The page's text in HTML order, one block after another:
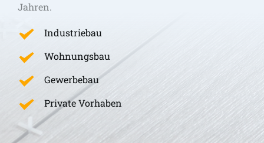
Jahren.
Industriebau
Wohnungsbau
Gewerbebau
Private Vorhaben